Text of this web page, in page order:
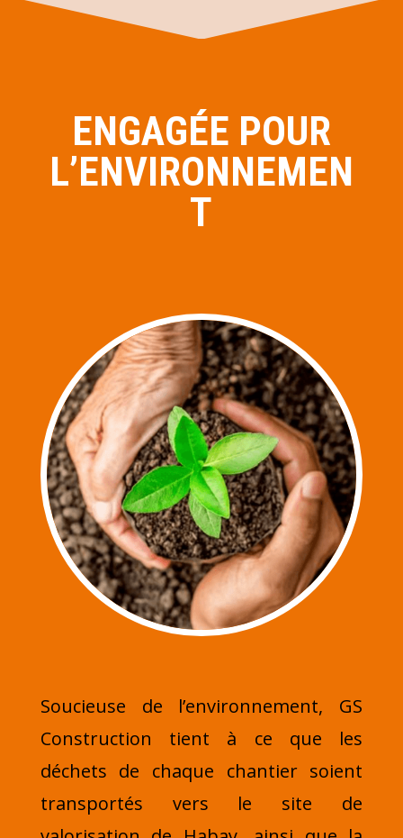
ENGAGÉE POUR
L’ENVIRONNEMEN
T
Soucieuse de l’environnement, GS
Construction tient à ce que les
déchets de chaque chantier soient
transportés vers le site de